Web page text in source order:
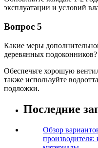
эксплуатации и условий
Вопрос 5
Какие меры
деревянных подоконников?
Обеспечьте хорошую
также используйте
подложки.
Последние
Обзор